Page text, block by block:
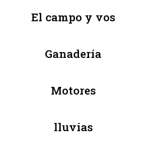
El campo y vos
Ganadería
Motores
lluvias